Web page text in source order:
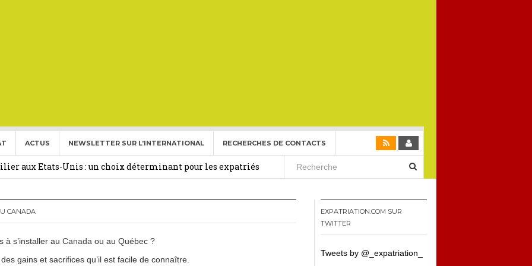
ACTUS NEWSLETTER SUR L’INTERNATIONAL RECHERCHES DE CONTACTS
aux Etats Unis pour l’année 2026-2027. 27 février 2026
aux Etats-Unis : un choix déterminant pour les expatriés
Expatriés
Card)
CANADA
à s’installer au Canada ou au Québec ?
gains et sacrifices qu’il est facile de connaître.
EXPATRIATION.COM SUR
TWITTER
Tweets by @_expatriation_